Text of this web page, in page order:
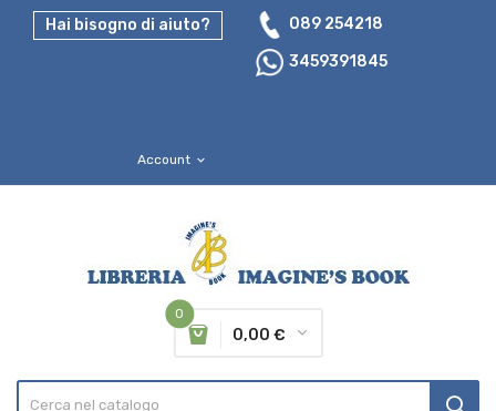
Hai bisogno di aiuto?
089 254218
3459391845
Account expand_more
0
0,00 €